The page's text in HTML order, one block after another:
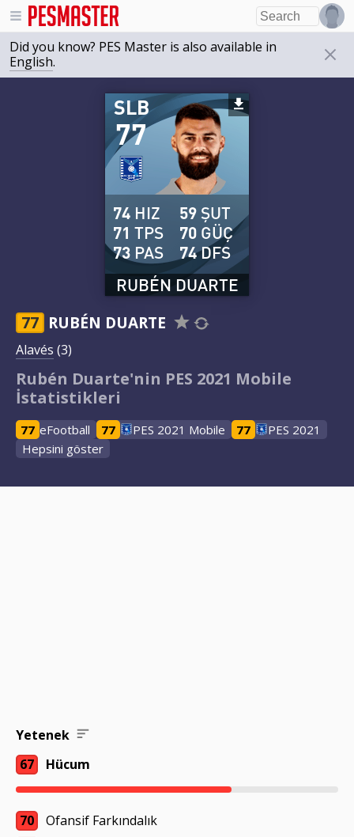
Did you know? PES Master is also available in
English.
77
SLB
RUBÉN DUARTE
74 HIZ
71 TPS
73 PAS
59 ŞUT
70 GÜÇ
74DFS
77 RUBÉN DUARTE
Alavés (3)
Rubén Duarte'nin PES 2021 Mobile
İstatistikleri
77 eFootball 77 PES 2021 Mobile 77
PES 2021
Hepsini göster
Yetenek
67
Hücum
70
Ofansif Farkındalık